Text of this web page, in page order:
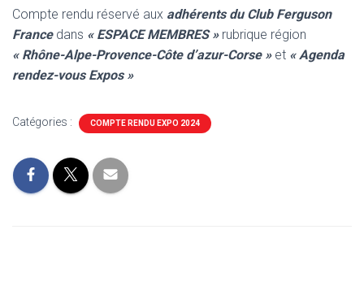
Compte rendu réservé aux adhérents du Club Ferguson
Francedans « ESPACE MEMBRES »rubrique région
« Rhône-Alpe-Provence-Côte d’azur-Corse »et « Agenda
rendez-vous Expos »
Catégories : COMPTE RENDU EXPO 2024